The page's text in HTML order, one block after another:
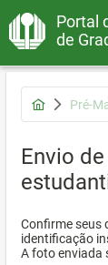
Portal
de
Pré-
Envio
Confirme seus
identificação
A foto enviada